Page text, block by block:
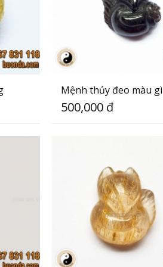
Mệnh thủy đeo màu gì
500,000 đ